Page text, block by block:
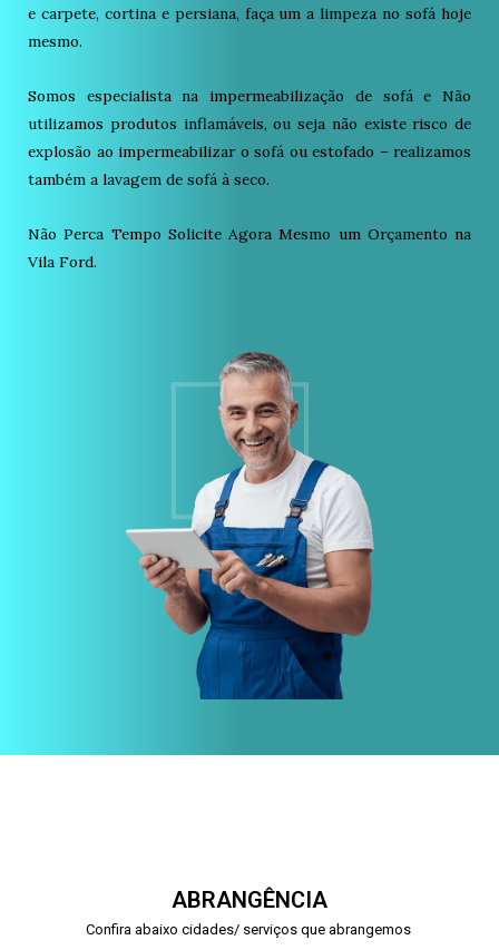
e carpete, cortina e persiana, faça um a limpeza no sofá hoje
mesmo.
Somos especialista na impermeabilização de sofá e Não
utilizamos produtos inflamáveis, ou seja não existe risco de
explosão ao impermeabilizar o sofá ou estofado – realizamos
também a lavagem de sofá à seco.
Não Perca Tempo Solicite Agora Mesmo um Orçamento na
Vila Ford.
ABRANGÊNCIA
Confira abaixo cidades/ serviços que abrangemos